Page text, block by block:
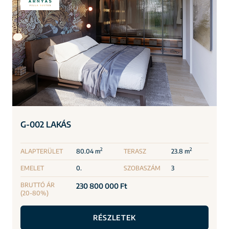
G-002 LAKÁS
ALAPTERÜLET 80.04 m2 TERASZ 23.8 m2
EMELET 0. SZOBASZÁM 3
BRUTTÓ ÁR
(20-80%)
230 800 000 Ft
RÉSZLETEK